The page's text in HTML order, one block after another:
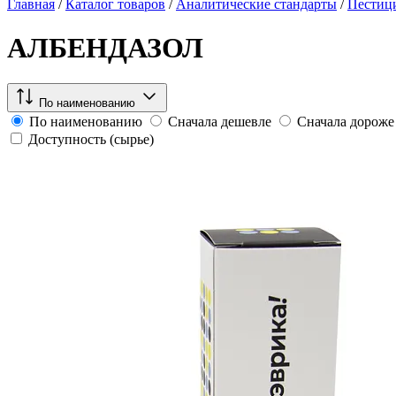
Главная / Каталог товаров / Аналитические стандарты /
АЛБЕНДАЗОЛ
По наименованию
По наименованию Сначала дешевле
Сначала дороже
Доступность (сырье)